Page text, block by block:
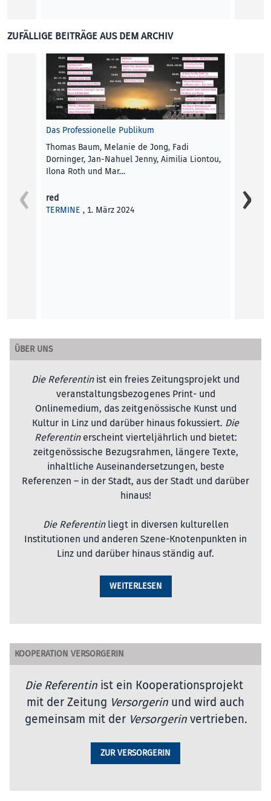
ZUFÄLLIGE BEITRÄGE AUS DEM ARCHIV
Das Professionelle Publikum
Thomas Baum, Melanie de Jong, Fadi
Dorninger, Jan-Nahuel Jenny, Aimilia Liontou,
Ilona Roth und Mar…
red
TERMINE , 1. März 2024
the
ÜBER UNS
Die Referentinist ein freies Zeitungsprojekt und
veranstaltungsbezogenes Print- und
Onlinemedium, das zeitgenössische Kunst und
Kultur in Linz und darüber hinaus fokussiert. Die
Referentinerscheint vierteljährlich und bietet:
zeitgenössische Bezugsrahmen, längere Texte,
inhaltliche Auseinandersetzungen, beste
Referenzen – in der Stadt, aus der Stadt und darüber
hinaus!
Die Referentinliegt in diversen kulturellen
Institutionen und anderen Szene-Knotenpunkten in
Linz und darüber hinaus ständig auf.
WEITERLESEN
KOOPERATION VERSORGERIN
Die Referentin ist ein Kooperationsprojekt
mit der Zeitung Versorgerin und wird auch
gemeinsam mit der Versorgerinvertrieben.
ZUR VERSORGERIN